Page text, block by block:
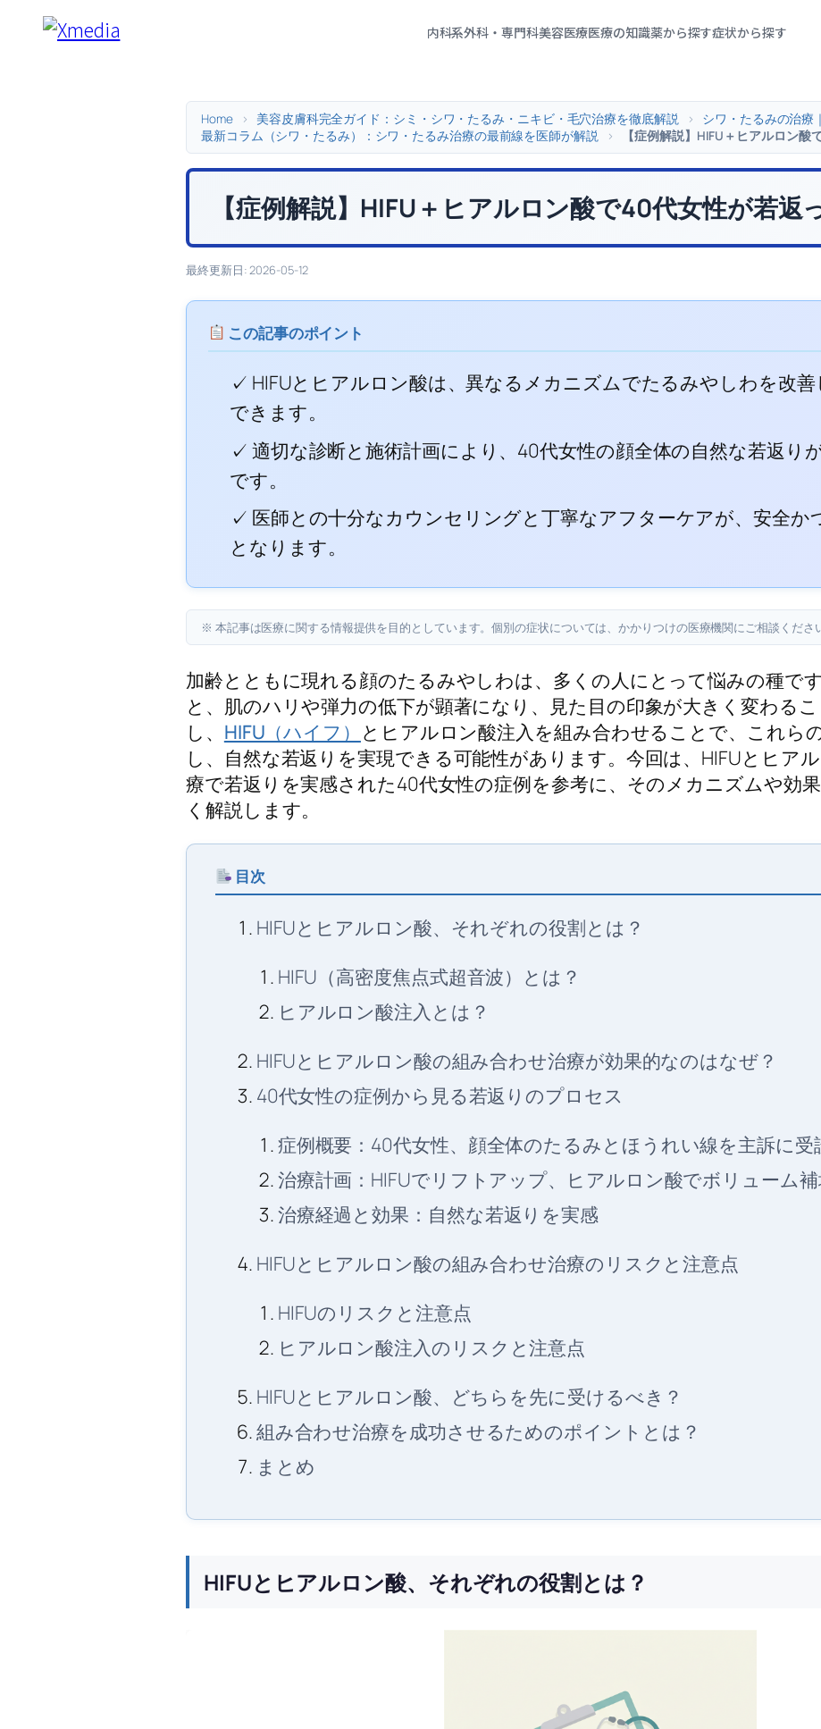
内科系外科・専門科美容医療医療の知識薬から探す症状から探す
Home > 美容皮膚科完全ガイド：シミ・シワ・たるみ・ニキビ・毛穴治療を徹底解説 > シワ・たるみの治療
最新コラム（シワ・たるみ）：シワ・たるみ治療の最前線を医師が解説
> 【症例解説】HIFU＋ヒアルロン
【症例解説】HIFU＋ヒアルロン酸で40代女性が若返
最終更新日: 2026-05-12
この記事のポイント
✓ HIFUとヒアルロン酸は、異なるメカニズムでたるみやしわを改
できます。
✓ 適切な診断と施術計画により、40代女性の顔全体の自然な若返り
です。
✓ 医師との十分なカウンセリングと丁寧なアフターケアが、安全か
となります。
※ 本記事は医療に関する情報提供を目的としています。個別の症状については、かかりつけの医療機関にご相談くださ
加齢とともに現れる顔のたるみやしわは、多くの人にとって悩みの種で
と、肌のハリや弾力の低下が顕著になり、見た目の印象が大きく変わる
し、 HIFU（ハイフ） とヒアルロン酸注入を組み合わせることで、これら
し、自然な若返りを実現できる可能性があります。今回は、HIFUとヒア
療で若返りを実感された40代女性の症例を参考に、そのメカニズムや効
く解説します。
目次
HIFUとヒアルロン酸、それぞれの役割とは？
HIFU（高密度焦点式超音波）とは？
ヒアルロン酸注入とは？
HIFUとヒアルロン酸の組み合わせ治療が効果的なのはなぜ？
40代女性の症例から見る若返りのプロセス
症例概要：40代女性、顔全体のたるみとほうれい線を主訴に受
治療計画：HIFUでリフトアップ、ヒアルロン酸でボリューム
治療経過と効果：自然な若返りを実感
HIFUとヒアルロン酸の組み合わせ治療のリスクと注意点
HIFUのリスクと注意点
ヒアルロン酸注入のリスクと注意点
HIFUとヒアルロン酸、どちらを先に受けるべき？
組み合わせ治療を成功させるためのポイントとは？
まとめ
HIFUとヒアルロン酸、それぞれの役割とは？